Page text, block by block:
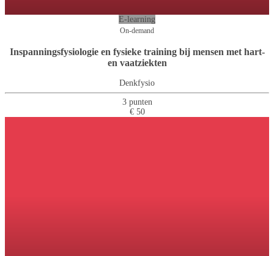
E-learning
On-demand
Inspanningsfysiologie en fysieke training bij mensen met hart-
en vaatziekten
Denkfysio
3 punten
€ 50